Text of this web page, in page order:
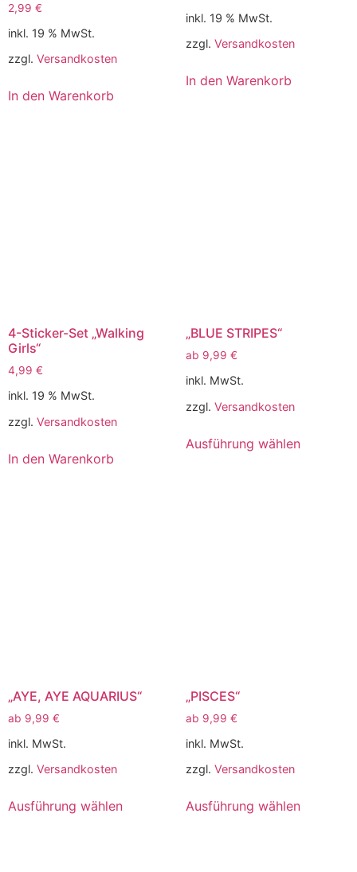
2,99 €
inkl. 19 % MwSt.
zzgl. Versandkosten
In den Warenkorb
inkl. 19 % MwSt.
zzgl. Versandkosten
In den Warenkorb
4-Sticker-Set „Walking
Girls“
4,99 €
inkl. 19 % MwSt.
zzgl. Versandkosten
In den Warenkorb
„BLUE STRIPES“
ab 9,99 €
inkl. MwSt.
zzgl. Versandkosten
Ausführung wählen
„AYE, AYE AQUARIUS“
ab 9,99 €
inkl. MwSt.
zzgl. Versandkosten
Ausführung wählen
„PISCES“
ab 9,99 €
inkl. MwSt.
zzgl. Versandkosten
Ausführung wählen